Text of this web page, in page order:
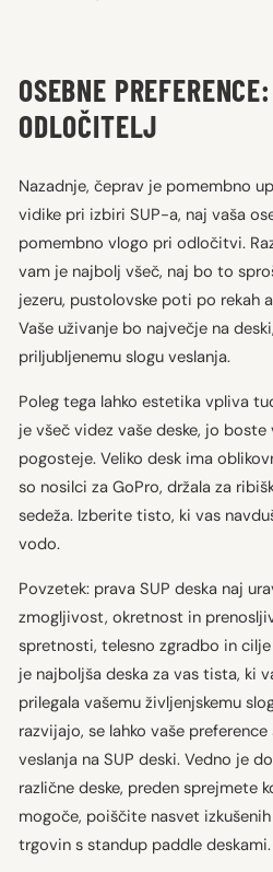
OSEBNE
ODLOČITELJ
Nazadnje, čeprav je pomembno
vidike pri izbiri SUP-a, naj vaša
pomembno vlogo pri odločitvi.
vam je najbolj všeč, naj bo to
jezeru, pustolovske poti po rekah
Vaše uživanje bo največje na
priljubljenemu slogu veslanja.
Poleg tega lahko estetika vpliva
je všeč videz vaše deske, jo
pogosteje. Veliko desk ima
so nosilci za GoPro, držala za
sedeža. Izberite tisto, ki vas
vodo.
Povzetek: prava SUP deska naj
zmogljivost, okretnost in
spretnosti, telesno zgradbo in
je najboljša deska za vas tista, ki
prilegala vašemu življenjskemu
razvijajo, se lahko vaše
veslanja na SUP deski. Vedno je
različne deske, preden sprejmete
mogoče, poiščite nasvet
trgovin s standup paddle deskami.